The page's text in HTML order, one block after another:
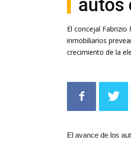
autos
El concejal
inmobiliarios
crecimiento de la
El avance de los